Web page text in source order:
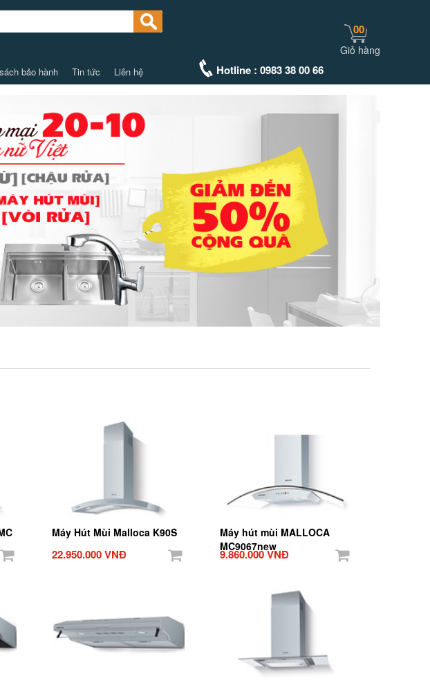
bảo hành Tin tức Liên hệ Hotline : 0983 38 00 66
00
Giỏ hàng
Máy Hút Mùi Malloca K90S
22.950.000 VNĐ
Máy hút mùi MALLOCA
MC9067new
9.860.000 VNĐ